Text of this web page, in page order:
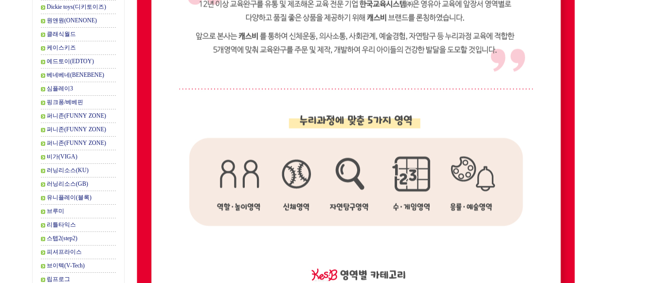
Dickie toys(디키토이즈)
원앤원(ONENONE)
클래식월드
케이스키즈
에드토이(EDTOY)
베네베네(BENEBENE)
심플레이3
핑크퐁/베베핀
퍼니존(FUNNY ZONE)
퍼니존(FUNNY ZONE)
퍼니존(FUNNY ZONE)
비가(VIGA)
러닝리소스(KU)
러닝리소스(GB)
유니플레이(블록)
브루미
리틀타익스
스텝2(step2)
피셔프라이스
브이텍(V-Tech)
립프로그